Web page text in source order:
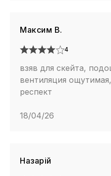
Максим В.
4
взяв для скейта,
вентиляция
респект
18/04/26
Назарій